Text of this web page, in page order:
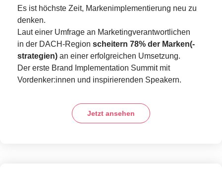
Es ist höchste Zeit, Markenimplementierung neu zu
denken.
Laut einer Umfrage an Marketingverantwortlichen
in der DACH-Region scheitern 78% der Marken(-
strategien) an einer erfolgreichen Umsetzung.
Der erste Brand Implementation Summit mit
Vordenker:innen und inspirierenden Speakern.
Jetzt ansehen